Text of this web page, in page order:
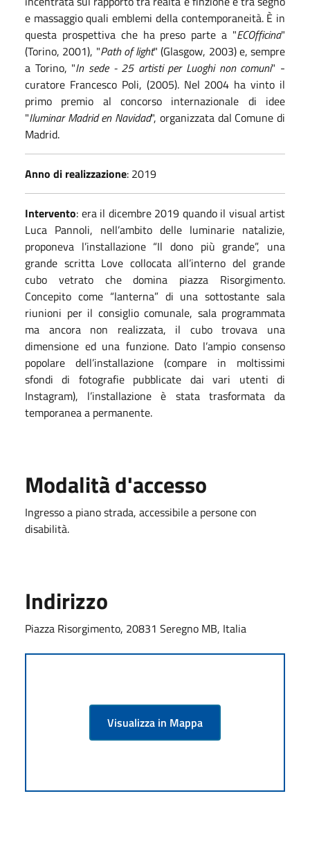
e massaggio quali emblemi della contemporaneità. È in
questa prospettiva che ha preso parte a "ECOfficina"
(Torino, 2001), "Path of light" (Glasgow, 2003) e, sempre
a Torino, "In sede - 25 artisti per Luoghi non comuni" -
curatore Francesco Poli, (2005). Nel 2004 ha vinto il
primo premio al concorso internazionale di idee
"Iluminar Madrid en Navidad", organizzata dal Comune di
Madrid.
Anno di realizzazione: 2019
Intervento: era il dicembre 2019 quando il visual artist
Luca Pannoli, nell’ambito delle luminarie natalizie,
proponeva l’installazione “Il dono più grande”, una
grande scritta Love collocata all’interno del grande
cubo vetrato che domina piazza Risorgimento.
Concepito come “lanterna” di una sottostante sala
riunioni per il consiglio comunale, sala programmata
ma ancora non realizzata, il cubo trovava una
dimensione ed una funzione. Dato l’ampio consenso
popolare dell’installazione (compare in moltissimi
sfondi di fotografie pubblicate dai vari utenti di
Instagram), l’installazione è stata trasformata da
temporanea a permanente.
Modalità d'accesso
Ingresso a piano strada, accessibile a persone con
disabilità.
Indirizzo
Piazza Risorgimento, 20831 Seregno MB, Italia
Visualizza in Mappa